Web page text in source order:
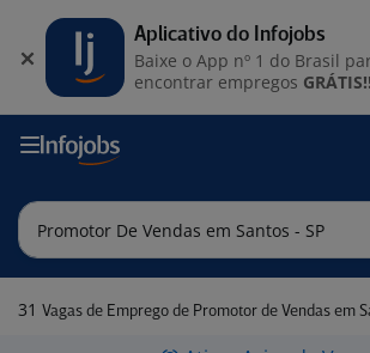
31 Vagas de Emprego de Promotor de Vendas em
Aplicativo do Infojobs
Baixe o App nº 1 do Brasil
encontrar empregos GRÁTIS!!